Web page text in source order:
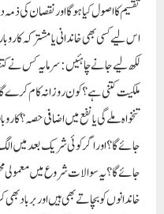
تقسیم کا اصول کیا ہوگا اور نقصان کی
اس لیے کسی بھی خاندانی یا مشترکہ
لکھ لیے جانے چاہئیں: سرمایہ کس نے کتنا
ملکیت کتنی ہے؟ کون روزانہ کام کرے
تنخواہ ملے گی یا نفع میں اضافی
جائے گا؟ اور اگر کوئی شریک بعد میں
جائے گا؟ یہ سوالات شروع میں
خاندانوں کو بچاتے بھی ہیں اور برباد